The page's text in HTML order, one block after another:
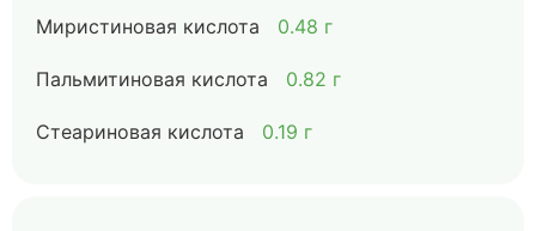
Миристиновая кислота 0.48 г
Пальмитиновая кислота 0.82 г
Стеариновая кислота 0.19 г